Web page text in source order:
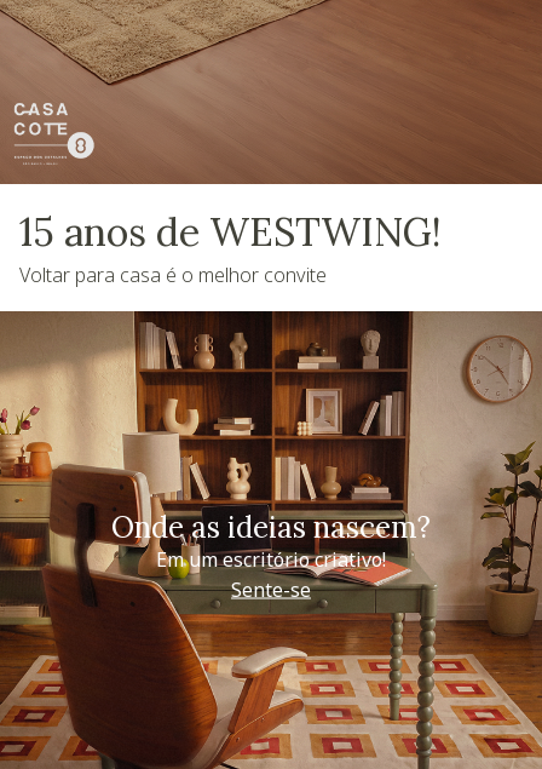
15 anos de WESTWING!
Voltar para casa é o melhor convite
Onde as ideias nascem?
Em um escritório criativo!
Sente-se